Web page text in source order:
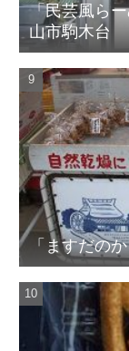
「民芸風ら
山市駒木台
「ますだの